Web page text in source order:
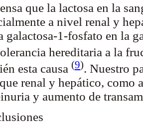
que la lactosa en la
a nivel renal y
galactosa-1-fosfato en la
hereditaria a la
esta causa (9). Nuestro
renal y hepático, como
y aumento de